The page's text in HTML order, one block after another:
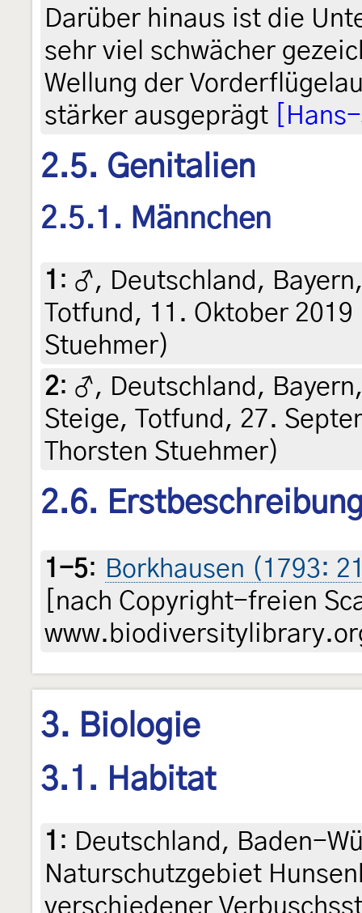
Darüber hinaus ist die
sehr viel schwächer
Wellung der
stärker ausgeprägt
2.5. Genitalien
2.5.1. Männchen
1 : ♂, Deutschland,
Totfund, 11. Oktober
Stuehmer)
2: ♂, Deutschland,
Steige, Totfund, 27.
Thorsten Stuehmer)
2.6.
1-5: Borkhausen (1793:
[nach Copyright-freien
3. Biologie
3.1. Habitat
1 : Deutschland, Baden-
Naturschutzgebiet
verschiedener